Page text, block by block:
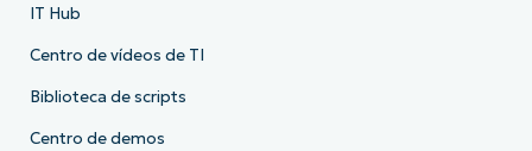
IT Hub
Centro de vídeos de TI
Biblioteca de scripts
Centro de demos